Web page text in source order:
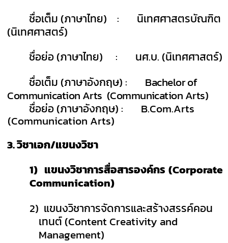
ชื่อเต็ม (ภาษาไทย): นิเทศศาสตรบัณฑิต
(นิเทศศาสตร์)
ชื่อย่อ (ภาษาไทย): นศ.บ. (นิเทศศาสตร์)
ชื่อเต็ม (ภาษาอังกฤษ):
Bachelor of
Communication Arts (Communication Arts)
ชื่อย่อ (ภาษาอังกฤษ): B.Com.Arts
(Communication Arts)
3.วิชาเอก/แขนงวิชา
1) แขนงวิชาการสื่อสารองค์กร (Corporate
Communication)
2) แขนงวิชาการจัดการและสร้างสรรค์คอน
เทนต์ (Content Creativity and
Management)